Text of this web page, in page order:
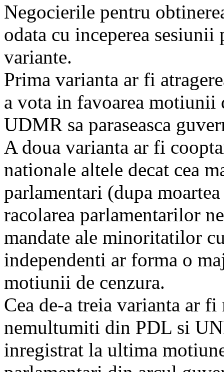
Negocierile pentru
odata cu inceperea
variante.
Prima varianta ar fi
a vota in favoarea motiunii
UDMR sa paraseasca
A doua varianta ar fi
nationale altele decat cea
parlamentari (dupa
racolarea parlamentarilor
mandate ale minoritatilor
independenti ar forma o
motiunii de cenzura.
Cea de-a treia varianta ar
nemultumiti din PDL si
inregistrat la ultima